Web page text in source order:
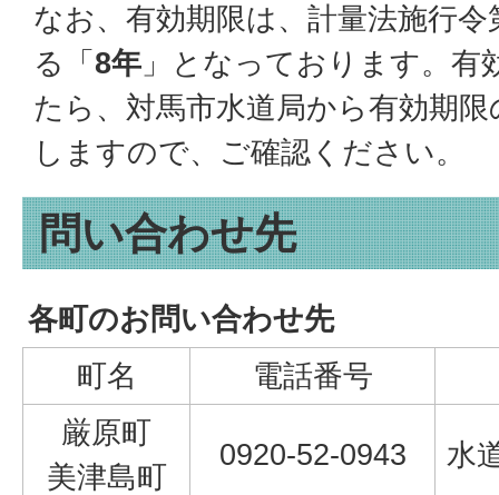
なお、有効期限は、計量法施行
る「 8年 」となっております。
たら、対馬市水道局から有効期
しますので、ご確認ください。
問い合わせ先
各町のお問い合わせ先
町名
電話番号
厳原町
美津島町
0920-52-0943 水